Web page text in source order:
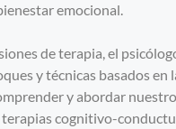
emocional.
de terapia, el
y técnicas basados en
y abordar
cognitivo-